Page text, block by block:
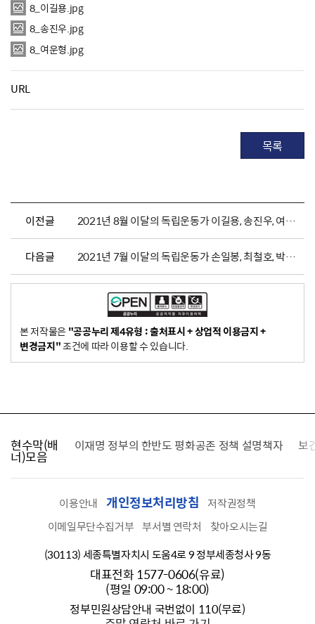
8_이길용.jpg
8_송진우.jpg
8_여운형.jpg
URL
목록
이전글 2021년 8월 이달의 독립운동가 이길용, 송진우, 여운형 선생 포스터 및 영상
다음글 2021년 7월 이달의 독립운동가 손일봉, 최철호, 박철동, 이정순 선생 포스터 및 영상
본 저작물은 "공공누리 제4유형 : 출처표시 + 상업적 이용금지 +
변경금지"조건에 따라 이용할 수 있습니다.
현수막(배
너)모음
찾습니다 이재명 정부의 한반도 평화공존 정책 설명책자 보
이용안내 개인정보처리방침
저작권정책
이메일무단수집거부 부서별 연락처
찾아오시는길
(30113) 세종특별자치시 도움4로 9 정부세종청사 9동
대표전화 1577-0606(유료)
(평일 09:00 ~ 18:00)
정부민원상담안내 국번없이 110(무료)